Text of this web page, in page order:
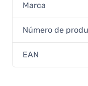
Marca
Número de
EAN